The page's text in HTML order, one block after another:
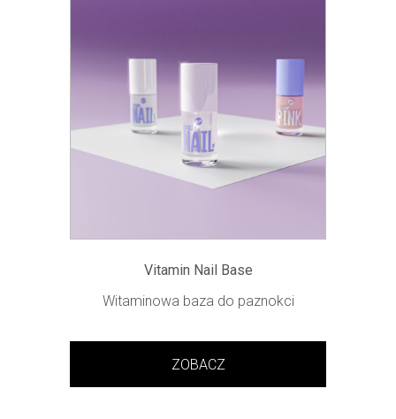
Vitamin Nail Base
Witaminowa baza do paznokci
ZOBACZ